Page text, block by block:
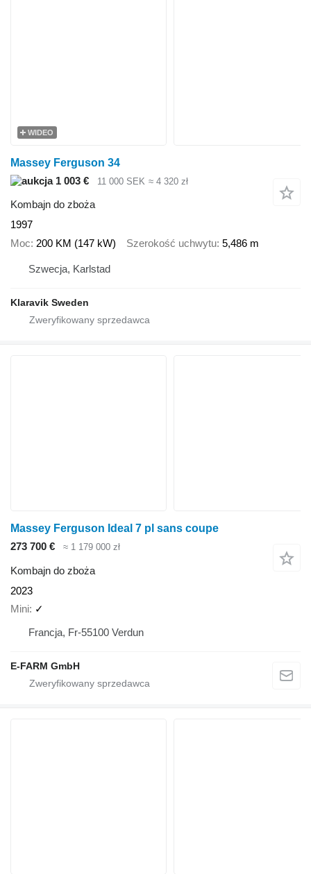
WIDEO
Massey Ferguson 34
1 003 €
11 000 SEK ≈ 4 320 zł
Kombajn do zboża
1997
Moc 200 KM (147 kW) Szerokość uchwytu 5,486 m
Szwecja, Karlstad
Klaravik Sweden
Massey Ferguson Ideal 7 pl sans coupe
273 700 €
≈ 1 179 000 zł
Kombajn do zboża
2023
Mini ✓
Francja, Fr-55100 Verdun
E-FARM GmbH